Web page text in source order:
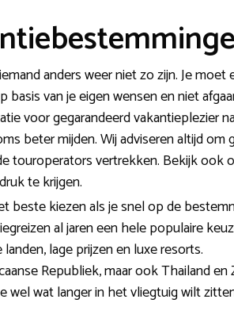
anders weer niet zo zijn. Je moet
van je eigen wensen en niet
voor gegarandeerd vakantieplezier
beter mijden. Wij adviseren altijd om
touroperators vertrekken. Bekijk ook
te krijgen.
beste kiezen als je snel op de
al jaren een hele populaire
lage prijzen en luxe resorts.
Republiek, maar ook Thailand
wel wat langer in het vliegtuig wilt